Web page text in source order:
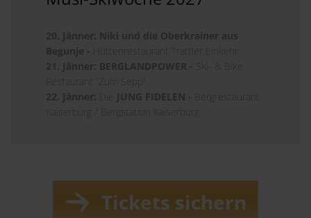
20. Jänner: Niki und die Oberkrainer aus
Begunje -
21. Jänner: BERGLANDPOWER -
22. Jänner:
JUNG FIDELEN -
Tickets sichern